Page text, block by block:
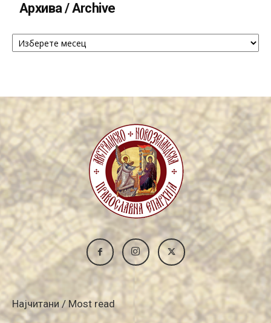
Архива / Archive
Архива
Најчитани / Most read